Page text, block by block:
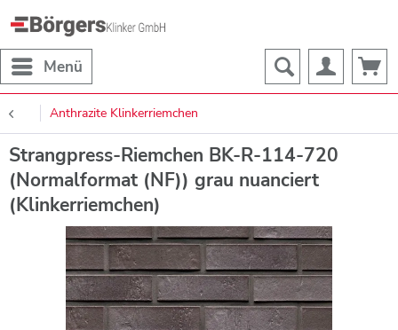
Menü
Anthrazite Klinkerriemchen
Strangpress-Riemchen BK-R-114-720
(Normalformat (NF)) grau nuanciert
(Klinkerriemchen)